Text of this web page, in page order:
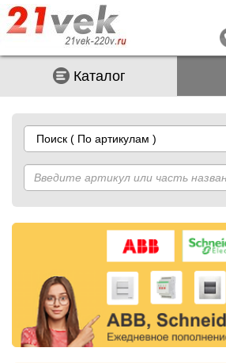
Каталог
Поиск ( По артикулам )